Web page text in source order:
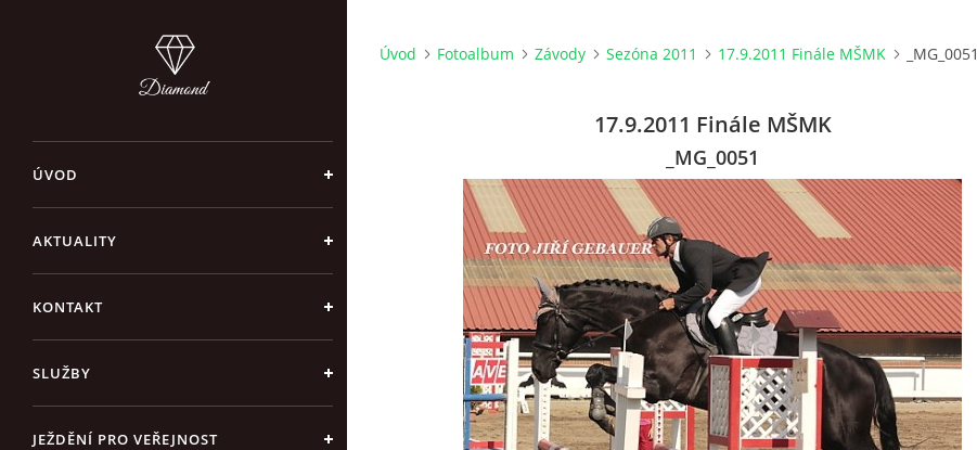
ÚVOD
AKTUALITY
KONTAKT
SLUŽBY
JEŽDĚNÍ PRO VEŘEJNOST
Úvod Fotoalbum Závody Sezóna 2011 17.9.2011 Finále MŠMK _MG_0051
17.9.2011 Finále MŠMK
_MG_0051